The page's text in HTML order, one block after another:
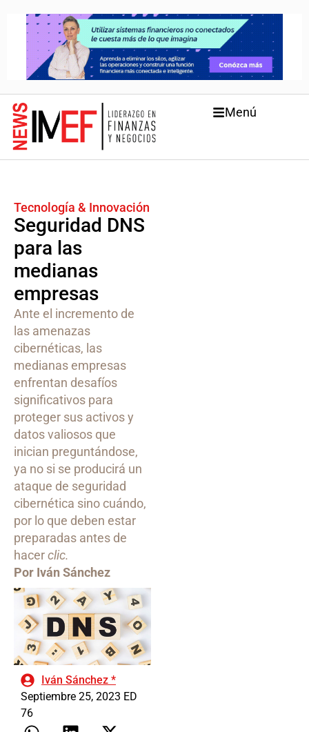
Menú
Tecnología & Innovación
Seguridad DNS
para las
medianas
empresas
Ante el incremento de
las amenazas
cibernéticas, las
medianas empresas
enfrentan desafíos
significativos para
proteger sus activos y
datos valiosos que
inician preguntándose,
ya no si se producirá un
ataque de seguridad
cibernética sino cuándo,
por lo que deben estar
preparadas antes de
hacerclic.
Por Iván Sánchez
Iván Sánchez *
Septiembre 25, 2023 ED
76